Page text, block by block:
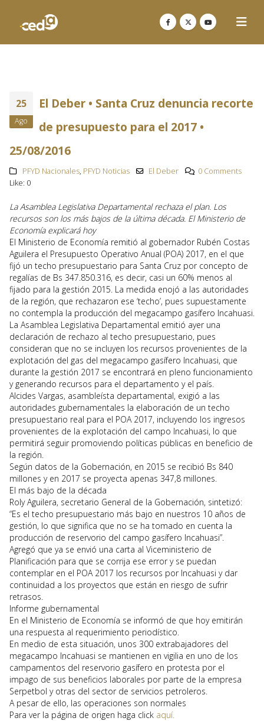
25
Ago
El Deber • Santa Cruz denuncia recorte
de presupuesto para el 2017 •
25/08/2016
PFYD Nacionales, PFYD Noticias El Deber
0 Comments
Like: 0
La Asamblea Legislativa Departamental rechaza el plan. Los
recursos son los más bajos de la última década. El Ministerio de
Economía explicará hoy
El Ministerio de Economía remitió al gobernador Rubén Costas
Aguilera el Presupuesto Operativo Anual (POA) 2017, en el que
fijó un techo presupuestario para Santa Cruz por concepto de
regalías de Bs 347.850.316, es decir, casi un 60% menos al
fijado para la gestión 2015. La medida enojó a las autoridades
de la región, que rechazaron ese ‘techo’, pues supuestamente
no contempla la producción del megacampo gasífero Incahuasi.
La Asamblea Legislativa Departamental emitió ayer una
declaración de rechazo al techo presupuestario, pues
consideran que no se incluyen los recursos provenientes de la
explotación del gas del megacampo gasífero Incahuasi, que
durante la gestión 2017 se encontrará en pleno funcionamiento
y generando recursos para el departamento y el país.
Alcides Vargas, asambleísta departamental, exigió a las
autoridades gubernamentales la elaboración de un techo
presupuestario real para el POA 2017, incluyendo los ingresos
provenientes de la explotación del campo Incahuasi, lo que
permitirá seguir promoviendo políticas públicas en beneficio de
la región.
Según datos de la Gobernación, en 2015 se recibió Bs 840
millones y en 2017 se proyecta apenas 347,8 millones.
El más bajo de la década
Roly Aguilera, secretario General de la Gobernación, sintetizó:
“Es el techo presupuestario más bajo en nuestros 10 años de
gestión, lo que significa que no se ha tomado en cuenta la
producción de reservorio del campo gasífero Incahuasi”.
Agregó que ya se envió una carta al Viceministerio de
Planificación para que se corrija ese error y se puedan
contemplar en el POA 2017 los recursos por Incahuasi y dar
continuidad a los proyectos que están en riesgo de sufrir
retrasos.
Informe gubernamental
En el Ministerio de Economía se informó de que hoy emitirán
una respuesta al requerimiento periodístico.
En medio de esta situación, unos 300 extrabajadores del
megacampo Incahuasi se mantienen en vigilia en uno de los
campamentos del reservorio gasífero en protesta por el
impago de sus beneficios laborales por parte de la empresa
Serpetbol y otras del sector de servicios petroleros.
A pesar de ello, las operaciones son normales
Para ver la página de origen haga click aquí.